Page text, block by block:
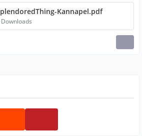
Kannapel.pdf